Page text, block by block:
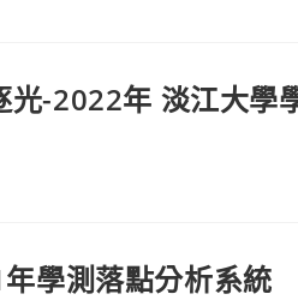
-2022年 淡江大學
學測落點分析系統